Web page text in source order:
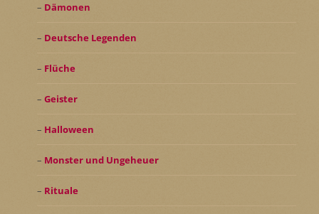
Dämonen
Deutsche Legenden
Flüche
Geister
Halloween
Monster und Ungeheuer
Rituale